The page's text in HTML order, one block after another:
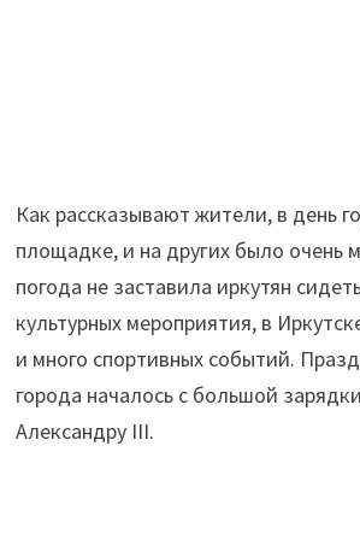
Как рассказывают жители, в день
площадке, и на других было очень
погода не заставила иркутян
культурных мероприятия, в
и много спортивных событий.
города началось с большой
Александру III.